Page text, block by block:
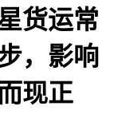
货运常
，影响
现正